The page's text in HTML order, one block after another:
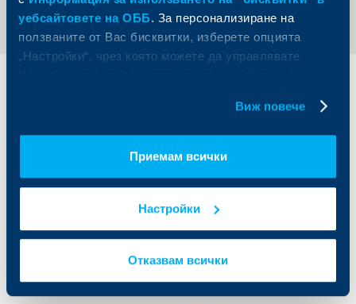
уебсайтовете на ОББ. За персонализиране на
ползваните от Вас бисквитки, изберете опцията
„Настройки“, чрез която можете да управлявате
Виж повече
Приемам всички
Настройки
Отказвам всички
Кредити
Застраховки
клиенти
Управление на парични средства
Търговско финансиране
Пазари, инвестиционно банкиране
и попечителски услуги
Кредити за собственици на фирми
Финансови институции и суверени